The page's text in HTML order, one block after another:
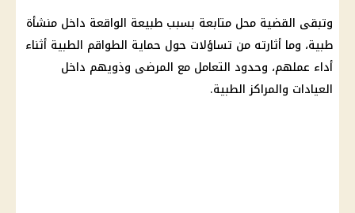
وتبقى القضية محل متابعة بسبب طبيعة الواقعة داخل منشأة
طبية، وما أثارته من تساؤلات حول حماية الطواقم الطبية أثناء
أداء عملهم، وحدود التعامل مع المرضى وذويهم داخل
العيادات والمراكز الطبية.